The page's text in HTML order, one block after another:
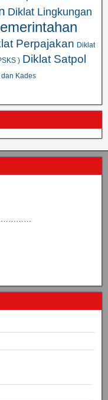
Diklat Lingkungan
Perpajakan Diklat
) Diklat Satpol
dan Kades